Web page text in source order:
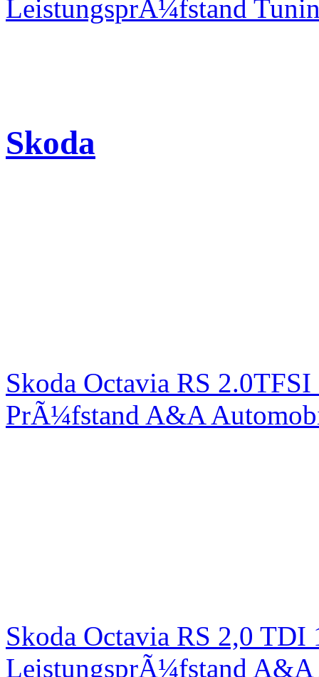
LeistungsprÃ¼fstand
Skoda
Skoda Octavia RS
PrÃ¼fstand A&A
Skoda Octavia RS 2,0
LeistungsprÃ¼fstand